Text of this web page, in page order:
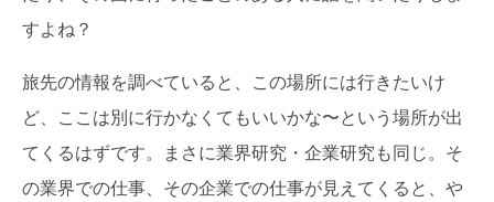
すよね？
旅先の情報を調べていると、この場所には行きたいけ
ど、ここは別に行かなくてもいいかな〜という場所が出
てくるはずです。まさに業界研究・企業研究も同じ。そ
の業界での仕事、その企業での仕事が見えてくると、や